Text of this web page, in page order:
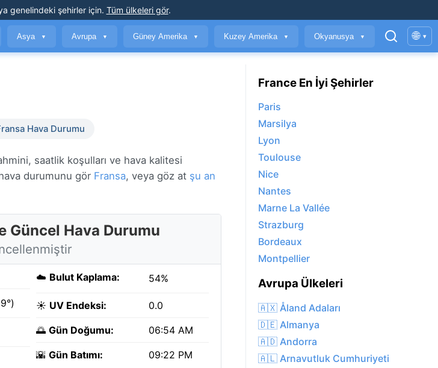
genelindeki şehirler için. Tüm ülkeleri gör.
Asya ▼ Avrupa ▼ Güney Amerika ▼ Kuzey Amerika ▼ Okyanusya ▼ 🌐 ▾
Hava Durumu
saatlik koşulları ve hava kalitesi
durumunu gör Fransa, veya göz at şu an
Güncel Hava Durumu
☁️ Bulut Kaplama: 54%
☀️ UV Endeksi: 0.0
🌅 Gün Doğumu: 06:54 AM
🌇 Gün Batımı: 09:22 PM
France En İyi Şehirler
Paris
Marsilya
Lyon
Toulouse
Nice
Nantes
Marne La Vallée
Strazburg
Bordeaux
Montpellier
Avrupa Ülkeleri
🇦🇽 Åland Adaları
🇩🇪 Almanya
🇦🇩 Andorra
🇦🇱 Arnavutluk Cumhuriyeti